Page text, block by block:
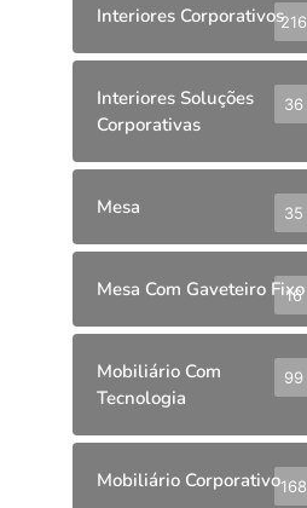
Interiores Corporativos216
Interiores Soluções
Corporativas
36
Mesa 35
Mesa Com Gaveteiro Fixo
16
Mobiliário Com
Tecnologia
99
Mobiliário Corporativo168